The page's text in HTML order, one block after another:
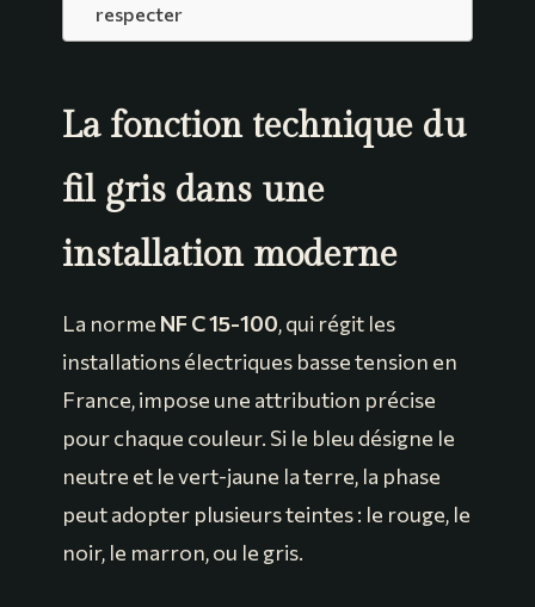
respecter
La fonction technique du
fil gris dans une
installation moderne
La norme NF C 15-100, qui régit les
installations électriques basse tension en
France, impose une attribution précise
pour chaque couleur. Si le bleu désigne le
neutre et le vert-jaune la terre, la phase
peut adopter plusieurs teintes : le rouge, le
noir, le marron, ou le gris.